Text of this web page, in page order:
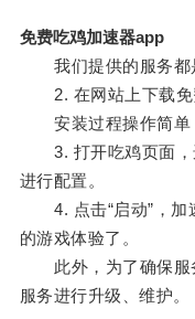
免费吃鸡加速器app
我们提供的服务都
2. 在网站上下载免
安装过程操作简单
3. 打开吃鸡页面，
进行配置。
4. 点击“启动”，加
的游戏体验了。
此外，为了确保服
服务进行升级、维护。